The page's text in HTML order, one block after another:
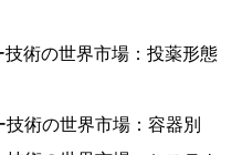
術の世界市場：投薬形態
術の世界市場：容器別